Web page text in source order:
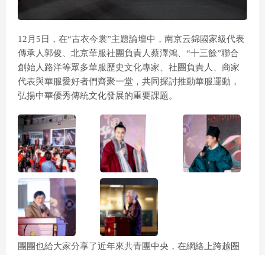
12月5日，在“古衣今裳”主題論壇中，南京云錦國家級代表
傳承人郭俊、北京華服社團負責人蔡澤鴻、“十三餘”聯合
創始人路洋等眾多華服歷史文化專家、社團負責人、商家
代表與華服愛好者們齊聚一堂，共同探討推動華服運動，
弘揚中華優秀傳統文化發展的重要課題。
團團也給大家分享了近年來共青團中央，在網絡上跨越圈